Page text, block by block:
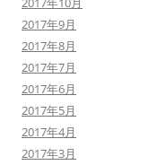
2017年9月
2017年8月
2017年7月
2017年6月
2017年5月
2017年4月
2017年3月